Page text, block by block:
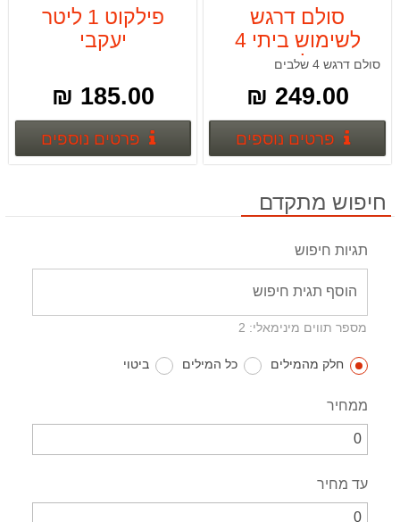
סולם דרגש
לשימוש ביתי 4
שלביםסולם דרגש 4 שלבים
249.00 ₪
פרטים נוספיםפרטים נוספים
פילקוט 1 ליטר
יעקבי
185.00 ₪
פרטים נוספים
חיפוש מתקדם
תגיות חיפוש
מספר תווים מינימאלי: 2
חלק מהמילים כל המילים ביטוי
ממחיר
עד מחיר